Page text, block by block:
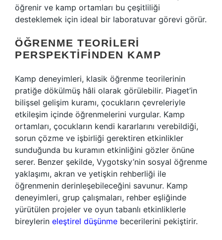
öğrenir ve kamp ortamları bu çeşitliliği
desteklemek için ideal bir laboratuvar görevi görür.
ÖĞRENME TEORILERI
PERSPEKTIFINDEN KAMP
Kamp deneyimleri, klasik öğrenme teorilerinin
pratiğe dökülmüş hâli olarak görülebilir. Piaget’in
bilişsel gelişim kuramı, çocukların çevreleriyle
etkileşim içinde öğrenmelerini vurgular. Kamp
ortamları, çocukların kendi kararlarını verebildiği,
sorun çözme ve işbirliği gerektiren etkinlikler
sunduğunda bu kuramın etkinliğini gözler önüne
serer. Benzer şekilde, Vygotsky’nin sosyal öğrenme
yaklaşımı, akran ve yetişkin rehberliği ile
öğrenmenin derinleşebileceğini savunur. Kamp
deneyimleri, grup çalışmaları, rehber eşliğinde
yürütülen projeler ve oyun tabanlı etkinliklerle
bireylerin eleştirel düşünme becerilerini pekiştirir.